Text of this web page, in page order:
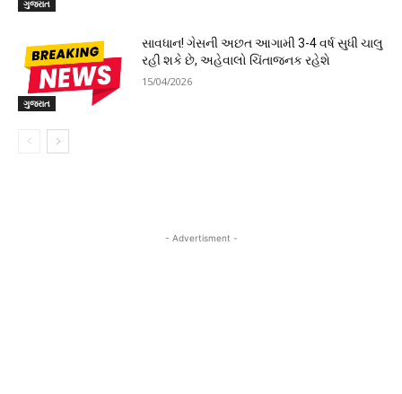
ગુજરાત
ગુજરાત
સાવધાન! ગેસની અછત આગામી 3-4 વર્ષ સુધી ચાલુ
રહી શકે છે, અહેવાલો ચિંતાજનક રહેશે
15/04/2026
- Advertisment -